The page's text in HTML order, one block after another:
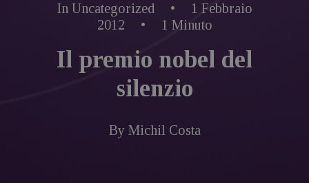
In Uncategorized •
1 Febbraio
2012
• 1 Minuto
Il premio nobel del
silenzio
By Michil Costa